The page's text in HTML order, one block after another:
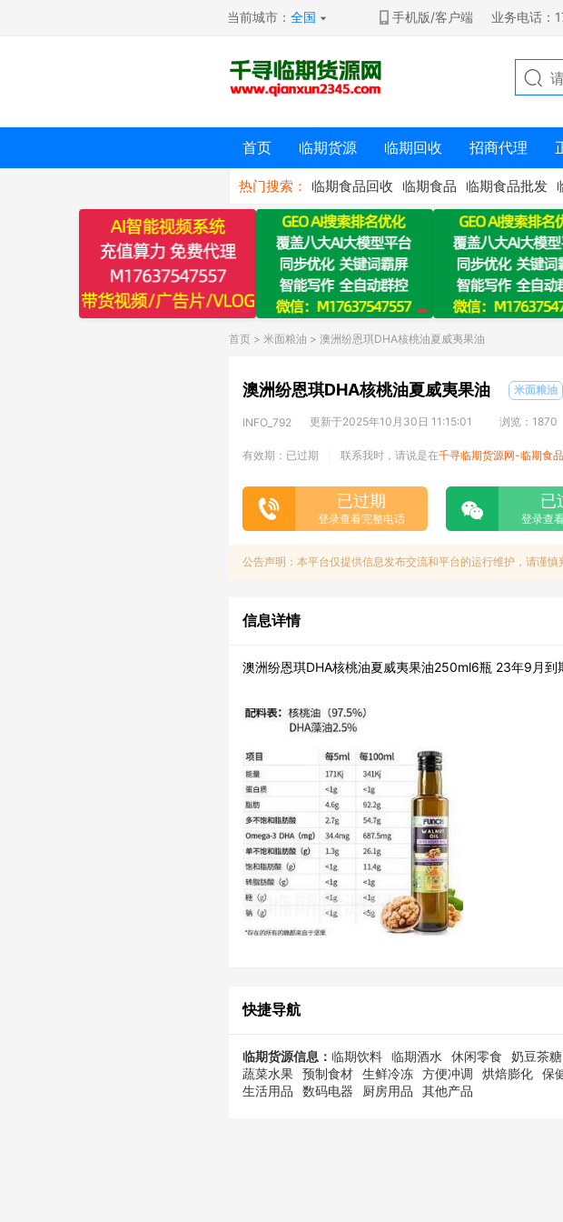
当前城市：全国 手机版/客户端 业务电话：
首页 临期货源 临期回收 招商代理
热门搜索： 临期食品回收 临期食品 临期食品批发
首页 > 米面粮油 > 澳洲纷恩琪DHA核桃油夏威夷果油
澳洲纷恩琪DHA核桃油夏威夷果油 米面粮油
INFO_792 更新于2025年10月30日 11:15:01 浏览：1870
有效期：已过期 联系我时，请说是在千寻临期货源网-临期食
已过期
登录查看完整电话
已
登录查
公告声明：本平台仅提供信息发布交流和平台的运行维护，请谨
信息详情
澳洲纷恩琪DHA核桃油夏威夷果油250ml6瓶 23年9月到
快捷导航
临期货源信息： 临期饮料 临期酒水 休闲零食 奶豆茶糖
蔬菜水果 预制食材 生鲜冷冻 方便冲调 烘焙膨化 保
生活用品
数码电器 厨房用品 其他产品